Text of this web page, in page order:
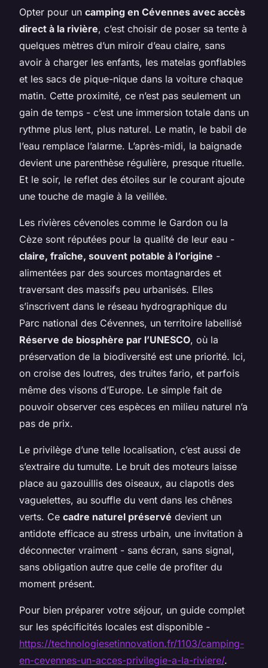
Opter pour un camping en Cévennes avec accès
direct à la rivière, c’est choisir de poser sa tente à
quelques mètres d’un miroir d’eau claire, sans
avoir à charger les enfants, les matelas gonflables
et les sacs de pique-nique dans la voiture chaque
matin. Cette proximité, ce n’est pas seulement un
gain de temps - c’est une immersion totale dans un
rythme plus lent, plus naturel. Le matin, le babil de
l’eau remplace l’alarme. L’après-midi, la baignade
devient une parenthèse régulière, presque rituelle.
Et le soir, le reflet des étoiles sur le courant ajoute
une touche de magie à la veillée.
Les rivières cévenoles comme le Gardon ou la
Cèze sont réputées pour la qualité de leur eau -
claire, fraîche, souvent potable à l’origine -
alimentées par des sources montagnardes et
traversant des massifs peu urbanisés. Elles
s’inscrivent dans le réseau hydrographique du
Parc national des Cévennes, un territoire labellisé
Réserve de biosphère par l’UNESCO, où la
préservation de la biodiversité est une priorité. Ici,
on croise des loutres, des truites fario, et parfois
même des visons d’Europe. Le simple fait de
pouvoir observer ces espèces en milieu naturel n’a
pas de prix.
Le privilège d’une telle localisation, c’est aussi de
s’extraire du tumulte. Le bruit des moteurs laisse
place au gazouillis des oiseaux, au clapotis des
vaguelettes, au souffle du vent dans les chênes
verts. Ce cadre naturel préservé devient un
antidote efficace au stress urbain, une invitation à
déconnecter vraiment - sans écran, sans signal,
sans obligation autre que celle de profiter du
moment présent.
Pour bien préparer votre séjour, un guide complet
sur les spécificités locales est disponible -
https://technologiesetinnovation.fr/1103/camping-
en-cevennes-un-acces-privilegie-a-la-riviere/.